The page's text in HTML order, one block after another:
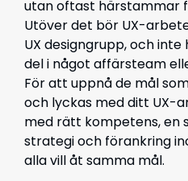
utan oftast härstammar
Utöver det bör UX-
UX designgrupp, och
del i något affärsteam
För att uppnå de mål
och lyckas med ditt UX-
med rätt kompetens, en
strategi och förankring
alla vill åt samma mål.